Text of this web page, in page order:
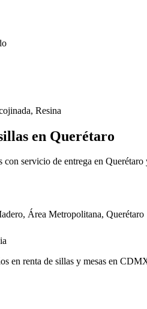
Resina
en Querétaro
servicio de entrega en Querétaro
Área Metropolitana, Querétaro
en renta de sillas y mesas en